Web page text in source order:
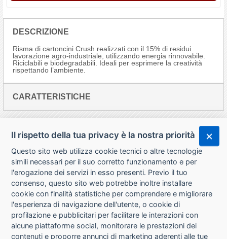
DESCRIZIONE
Risma di cartoncini Crush realizzati con il 15% di residui
lavorazione agro-industriale, utilizzando energia rinnovabile.
Riciclabili e biodegradabili. Ideali per esprimere la creatività
rispettando l’ambiente.
CARATTERISTICHE
CHI SIAMO
CONTATTI
Il rispetto della tua privacy è la nostra priorità
Questo sito web utilizza cookie tecnici o altre tecnologie
simili necessari per il suo corretto funzionamento e per
l'erogazione dei servizi in esso presenti. Previo il tuo
consenso, questo sito web potrebbe inoltre installare
cookie con finalità statistiche per comprendere e migliorare
l'esperienza di navigazione dell'utente, o cookie di
profilazione e pubblicitari per facilitare le interazioni con
alcune piattaforme social, monitorare le prestazioni dei
contenuti e proporre annunci di marketing aderenti alle tue